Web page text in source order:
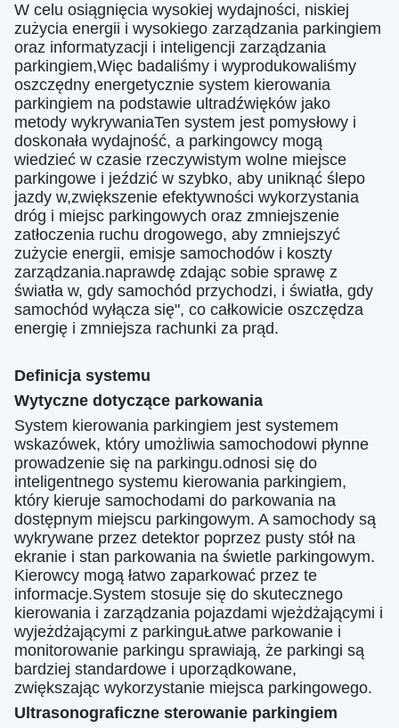
W celu osiągnięcia wysokiej wydajności, niskiej
zużycia energii i wysokiego zarządzania parkingiem
oraz informatyzacji i inteligencji zarządzania
parkingiem,Więc badaliśmy i wyprodukowaliśmy
oszczędny energetycznie system kierowania
parkingiem na podstawie ultradźwięków jako
metody wykrywaniaTen system jest pomysłowy i
doskonała wydajność, a parkingowcy mogą
wiedzieć w czasie rzeczywistym wolne miejsce
parkingowe i jeździć w szybko, aby uniknąć ślepo
jazdy w,zwiększenie efektywności wykorzystania
dróg i miejsc parkingowych oraz zmniejszenie
zatłoczenia ruchu drogowego, aby zmniejszyć
zużycie energii, emisje samochodów i koszty
zarządzania.naprawdę zdając sobie sprawę z
światła w, gdy samochód przychodzi, i światła, gdy
samochód wyłącza się", co całkowicie oszczędza
energię i zmniejsza rachunki za prąd.
Definicja systemu
Wytyczne dotyczące parkowania
System kierowania parkingiem jest systemem
wskazówek, który umożliwia samochodowi płynne
prowadzenie się na parkingu.odnosi się do
inteligentnego systemu kierowania parkingiem,
który kieruje samochodami do parkowania na
dostępnym miejscu parkingowym. A samochody są
wykrywane przez detektor poprzez pusty stół na
ekranie i stan parkowania na świetle parkingowym.
Kierowcy mogą łatwo zaparkować przez te
informacje.System stosuje się do skutecznego
kierowania i zarządzania pojazdami wjeżdżającymi i
wyjeżdżającymi z parkinguŁatwe parkowanie i
monitorowanie parkingu sprawiają, że parkingi są
bardziej standardowe i uporządkowane,
zwiększając wykorzystanie miejsca parkingowego.
Ultrasonograficzne sterowanie parkingiem